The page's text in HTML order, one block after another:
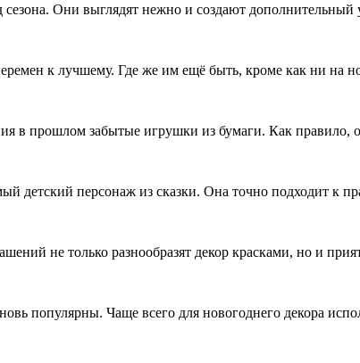
сезона. Они выглядят нежно и создают дополнительный
к лучшему. Где же им ещё быть, кроме как ни на
в прошлом забытые игрушки из бумаги. Как
детский персонаж из сказки. Она точно подходит к
не только разнообразят декор красками, но и
популярны. Чаще всего для новогоднего декора